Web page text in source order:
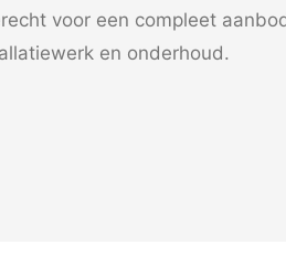
voor een compleet
en onderhoud.